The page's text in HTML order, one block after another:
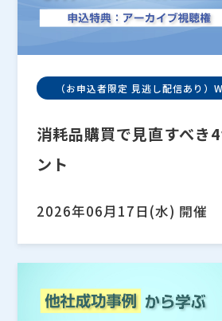
（お申込者限定 見逃し配信あり）
消耗品購買で見直すべき
ント
2026年06月17日(水) 開催